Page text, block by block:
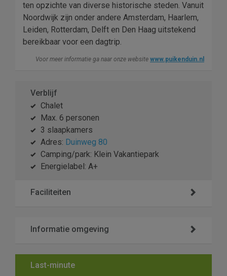
ten opzichte van diverse historische steden. Vanuit
Noordwijk zijn onder andere Amsterdam, Haarlem,
Leiden, Rotterdam, Delft en Den Haag uitstekend
bereikbaar voor een dagtrip.
Voor meer informatie ga naar onze website www.puikenduin.nl
Verblijf
Chalet
Max. 6 personen
3 slaapkamers
Adres: Duinweg 80
Camping/park: Klein Vakantiepark
Energielabel: A+
Faciliteiten
Informatie omgeving
Last-minute